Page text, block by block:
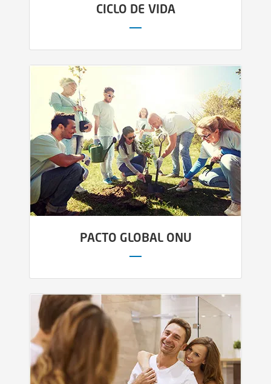
CICLO DE VIDA
PACTO GLOBAL ONU